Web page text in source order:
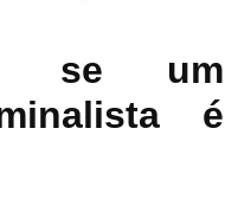
se um
é